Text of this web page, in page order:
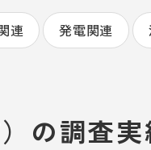
連 発電関連
の調査